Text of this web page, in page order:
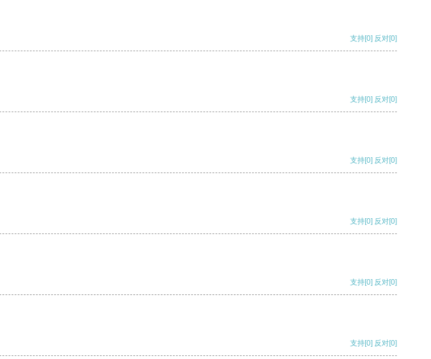
支持[0] 反对[0]
支持[0] 反对[0]
支持[0] 反对[0]
支持[0] 反对[0]
支持[0] 反对[0]
支持[0] 反对[0]